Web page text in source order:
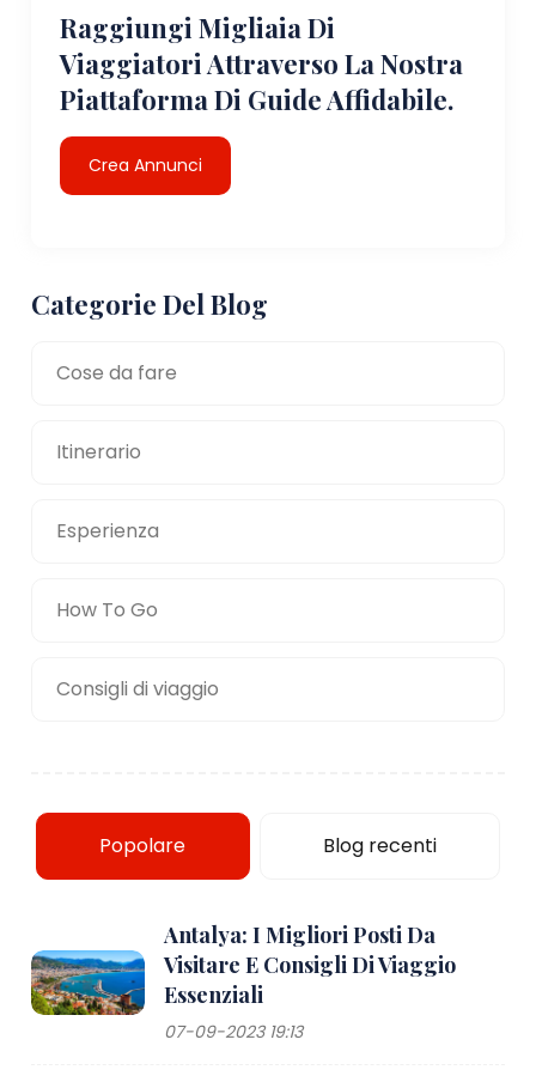
Raggiungi Migliaia Di
Viaggiatori Attraverso La Nostra
Piattaforma Di Guide Affidabile.
Crea Annunci
Categorie Del Blog
Cose da fare
Itinerario
Esperienza
How To Go
Consigli di viaggio
Popolare Blog recenti
Antalya: I Migliori Posti Da
Visitare E Consigli Di Viaggio
Essenziali
07-09-2023 19:13